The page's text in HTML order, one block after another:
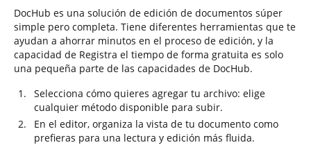
DocHub es una solución de edición de documentos súper
simple pero completa. Tiene diferentes herramientas que te
ayudan a ahorrar minutos en el proceso de edición, y la
capacidad de Registra el tiempo de forma gratuita es solo
una pequeña parte de las capacidades de DocHub.
Selecciona cómo quieres agregar tu archivo: elige
cualquier método disponible para subir.
En el editor, organiza la vista de tu documento como
prefieras para una lectura y edición más fluida.